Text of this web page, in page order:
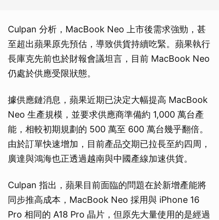
Culpan 分析，MacBook Neo 上市後需求強勁，甚
至超出蘋果原先預估，導致供貨持續吃緊。蘋果執行
長庫克先前也於財報會議坦言，目前 MacBook Neo
仍處於供應受限狀態。
據供應鏈消息，蘋果近期已決定大幅提高 MacBook
Neo 生產規模，並要求供應商準備約 1,000 萬台產
能，相較初期規劃的 500 萬至 600 萬台幾乎翻倍。
由於訂單快速增加，目前產品交期已拉長至約四周，
廣達與鴻海也正透過越南與中國產線加速供貨。
Culpan 指出，蘋果目前面臨的問題在於新增產能將
同步推高成本，MacBook Neo 採用與 iPhone 16
Pro 相同的 A18 Pro 晶片，但原先大量使用的是經過